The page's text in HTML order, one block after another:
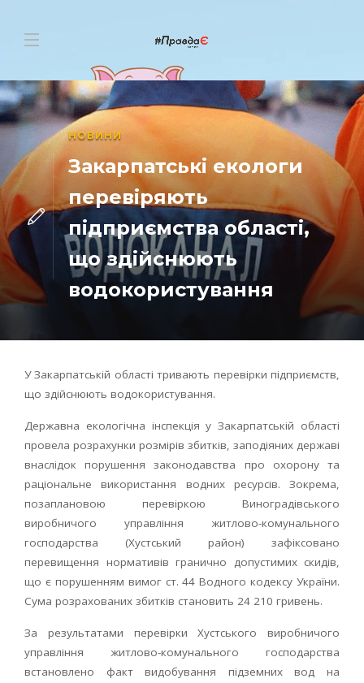
НОВИНИ
Закарпатські екологи
перевіряють
підприємства області,
що здійснюють
водокористування
У Закарпатській області тривають перевірки підприємств,
що здійснюють водокористування.
Державна екологічна інспекція у Закарпатській області
провела розрахунки розмірів збитків, заподіяних державі
внаслідок порушення законодавства про охорону та
раціональне використання водних ресурсів. Зокрема,
позаплановою перевіркою Виноградівського
виробничого управління житлово-комунального
господарства (Хустський район) зафіксовано
перевищення нормативів гранично допустимих скидів,
що є порушенням вимог ст. 44 Водного кодексу України.
Сума розрахованих збитків становить 24 210 гривень.
За результатами перевірки Хустського виробничого
управління житлово-комунального господарства
встановлено факт видобування підземних вод на